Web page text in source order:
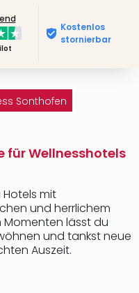
Kostenlos
stornierbar
Sonthofen
für Wellnesshotels
mit
und herrlichem
lässt du
und tankst neue
Auszeit.